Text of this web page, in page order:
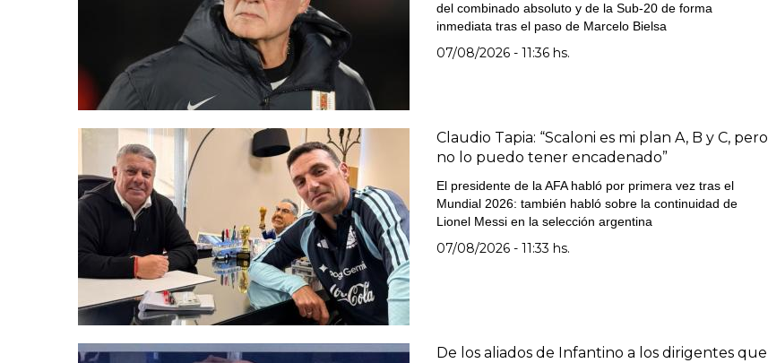
del combinado absoluto y de la Sub-20 de forma
inmediata tras el paso de Marcelo Bielsa
07/08/2026 - 11:36 hs.
Claudio Tapia: “Scaloni es mi plan A, B y C, pero
no lo puedo tener encadenado”
El presidente de la AFA habló por primera vez tras el
Mundial 2026: también habló sobre la continuidad de
Lionel Messi en la selección argentina
07/08/2026 - 11:33 hs.
De los aliados de Infantino a los dirigentes que